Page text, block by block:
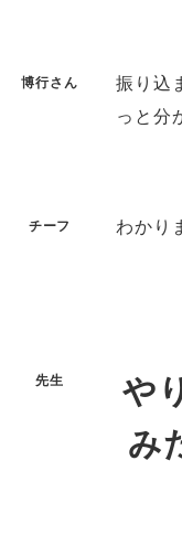
博行さん
振り込
っと分
チーフ わかり
先生
や
み